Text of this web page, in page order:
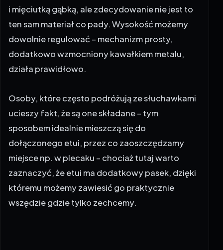
i mięciutką gąbką, ale zdecydowanie nie jest to
ten sam materiał co pady. Wysokość możemy
dowolnie regulować – mechanizm prosty,
dodatkowo wzmocniony kawałkiem metalu,
działa prawidłowo.
Osoby, które często podróżują ze słuchawkami
ucieszy fakt, że są one składane – tym
sposobem idealnie mieszczą się do
dołączonego etui, przez co zaoszczędzamy
miejsce np. w plecaku – chociaż tutaj warto
zaznaczyć, że etui ma dodatkowy pasek, dzięki
któremu możemy zawiesić go praktycznie
wszędzie gdzie tylko zechcemy.